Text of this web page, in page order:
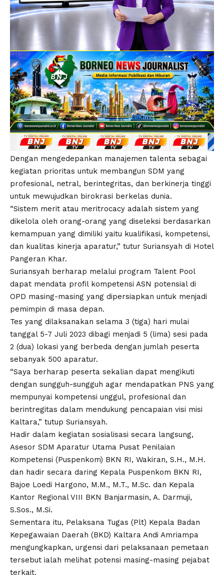
Dengan mengedepankan manajemen talenta sebagai
kegiatan prioritas untuk membangun SDM yang
profesional, netral, berintegritas, dan berkinerja tinggi
untuk mewujudkan birokrasi berkelas dunia.
“Sistem merit atau meritrocacy adalah sistem yang
dikelola oleh orang-orang yang diseleksi berdasarkan
kemampuan yang dimiliki yaitu kualifikasi, kompetensi,
dan kualitas kinerja aparatur,” tutur Suriansyah di Hotel
Pangeran Khar.
Suriansyah berharap melalui program Talent Pool
dapat mendata profil kompetensi ASN potensial di
OPD masing-masing yang dipersiapkan untuk menjadi
pemimpin di masa depan.
Tes yang dilaksanakan selama 3 (tiga) hari mulai
tanggal 5-7 Juli 2023 dibagi menjadi 5 (lima) sesi pada
2 (dua) lokasi yang berbeda dengan jumlah peserta
sebanyak 500 aparatur.
“Saya berharap peserta sekalian dapat mengikuti
dengan sungguh-sungguh agar mendapatkan PNS yang
mempunyai kompetensi unggul, profesional dan
berintregitas dalam mendukung pencapaian visi misi
Kaltara,” tutup Suriansyah.
Hadir dalam kegiatan sosialisasi secara langsung,
Asesor SDM Aparatur Utama Pusat Penilaian
Kompetensi (Puspenkom) BKN RI, Wakiran, S.H., M.H.
dan hadir secara daring Kepala Puspenkom BKN RI,
Bajoe Loedi Hargono, M.M., M.T., M.Sc. dan Kepala
Kantor Regional VIII BKN Banjarmasin, A. Darmuji,
S.Sos., M.Si.
Sementara itu, Pelaksana Tugas (Plt) Kepala Badan
Kepegawaian Daerah (BKD) Kaltara Andi Amriampa
mengungkapkan, urgensi dari pelaksanaan pemetaan
tersebut ialah melihat potensi masing-masing pejabat
terkait.